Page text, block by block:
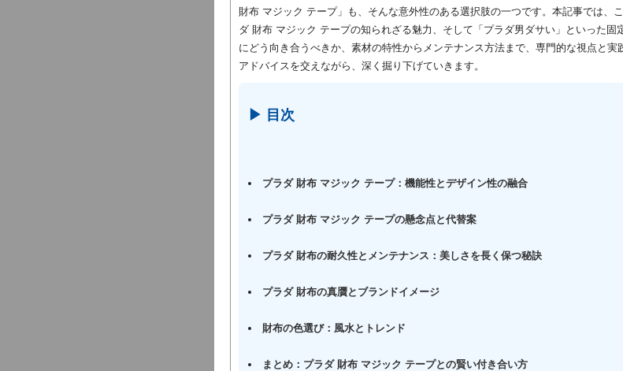
財布 マジック テープ」も、そんな意外性のある選択肢の一つです。本記事では、
ダ 財布 マジック テープの知られざる魅力、そして「プラダ男ダサい」といった固
にどう向き合うべきか、素材の特性からメンテナンス方法まで、専門的な視点と実
アドバイスを交えながら、深く掘り下げていきます。
▶ 目次
プラダ 財布 マジック テープ：機能性とデザイン性の融合
プラダ 財布 マジック テープの懸念点と代替案
プラダ 財布の耐久性とメンテナンス：美しさを長く保つ秘訣
プラダ 財布の真贋とブランドイメージ
財布の色選び：風水とトレンド
まとめ：プラダ 財布 マジック テープとの賢い付き合い方